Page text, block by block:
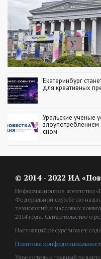
Екатеринбург
для креативных
Уральские ученые
сном
© 2014 - 2022 ИА
Информационное агентство
Федеральной службе по
технологий и массовых
2014 года. Свидетельство о
Настоящий ресурс может
Политика
Учредитель и главный